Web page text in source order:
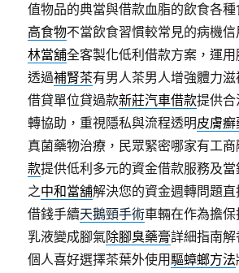
值物品的典當與借款血脂的飲食各
高食物不當飲食習慣較常見的病機
林當舖全客製化低利借款方案，運
透過補腎茶有男人茶男人增強體力
借貸單位貸過款新莊汽車借款提供
轉協助，重視隱私與流程透明皮膚
真菌藥物治療，民眾緊密哪家有工
款提供低利多元的資金借款服務及
之中和當舖解決您的資金週轉問題
借錢手續天鵝頸手術車輛在作為擔
乳液變成腳氣除腳臭藥膏詳細指南
個人喜好選擇茶葉外使用驅蟑螂方法